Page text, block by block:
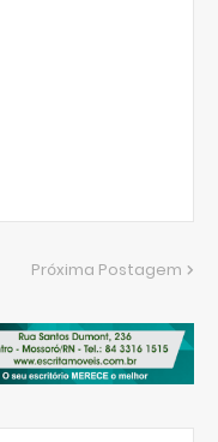
Próxima Postagem